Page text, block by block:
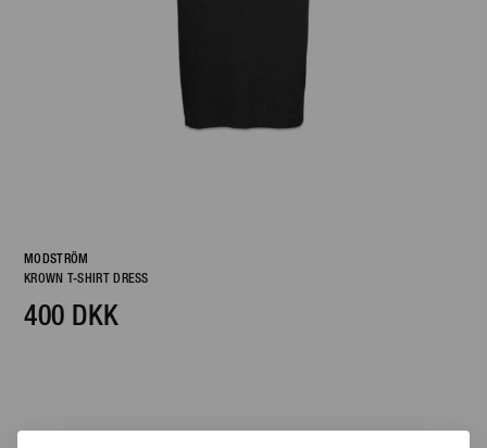
MODSTRÖM
KROWN T-SHIRT DRESS
400 DKK